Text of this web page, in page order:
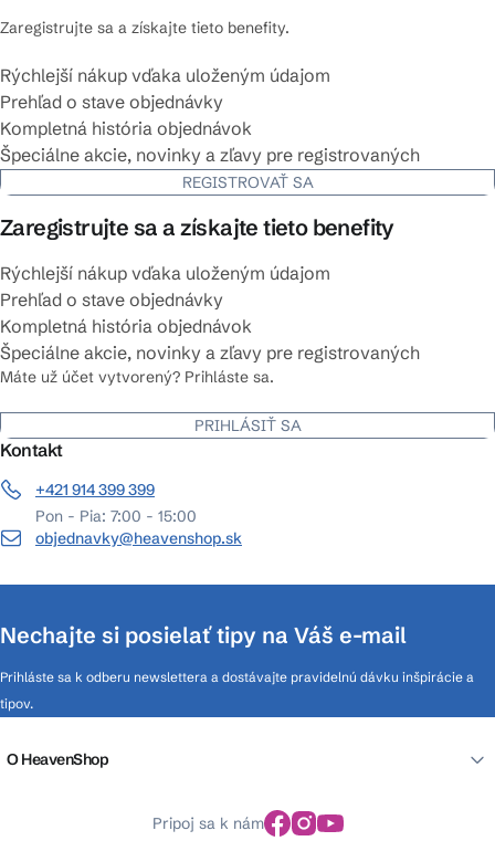
Zaregistrujte sa a získajte tieto benefity.
Rýchlejší nákup vďaka uloženým údajom
Prehľad o stave objednávky
Kompletná história objednávok
Špeciálne akcie, novinky a zľavy pre registrovaných
REGISTROVAŤ SA
Zaregistrujte sa a získajte tieto benefity
Rýchlejší nákup vďaka uloženým údajom
Prehľad o stave objednávky
Kompletná história objednávok
Špeciálne akcie, novinky a zľavy pre registrovaných
Máte už účet vytvorený? Prihláste sa.
PRIHLÁSIŤ SA
Kontakt
+421 914 399 399
Pon - Pia: 7:00 - 15:00
objednavky@heavenshop.sk
Nechajte si posielať tipy na Váš e-mail
Prihláste sa k odberu newslettera a dostávajte pravidelnú dávku inšpirácie a
tipov.
O HeavenShop
Pripoj sa k nám